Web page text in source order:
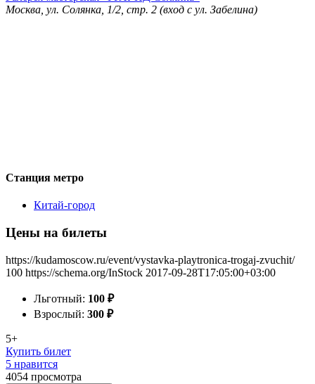
Москва, ул. Солянка, 1/2, стр. 2 (вход с ул. Забелина)
Станция метро
Китай-город
Цены на билеты
https://kudamoscow.ru/event/vystavka-playtronica-trogaj-zvuchit/
100 https://schema.org/InStock 2017-09-28T17:05:00+03:00
Льготный: 100 ₽
Взрослый: 300 ₽
5+
Купить билет
5 нравится
4054 просмотра